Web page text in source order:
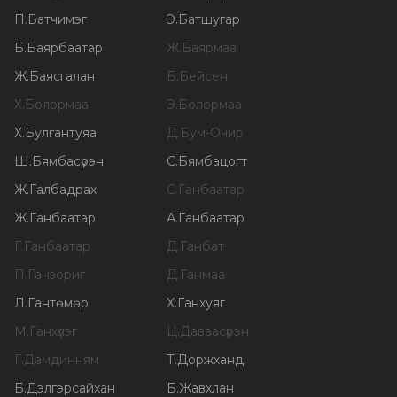
П.Батчимэг Э.Батшугар
Б.Баярбаатар Ж.Баярмаа
Ж.Баясгалан Б.Бейсен
Х.Болормаа Э.Болормаа
Х.Булгантуяа Д.Бум-Очир
Ш.Бямбасүрэн С.Бямбацогт
Ж.Галбадрах С.Ганбаатар
Ж.Ганбаатар А.Ганбаатар
Г.Ганбаатар Д.Ганбат
П.Ганзориг Д.Ганмаа
Л.Гантөмөр Х.Ганхуяг
М.Ганхүлэг Ц.Даваасүрэн
Г.Дамдинням Т.Доржханд
Б.Дэлгэрсайхан Б.Жавхлан